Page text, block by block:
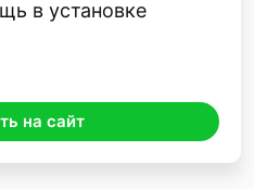
в установке
на сайт